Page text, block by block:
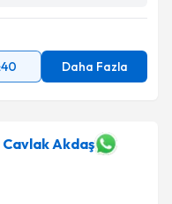
Daha Fazla
Akdaş